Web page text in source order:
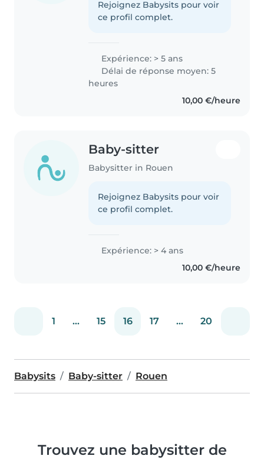
Rejoignez Babysits pour voir
ce profil complet.
Expérience: > 5 ans
Délai de réponse moyen: 5
heures
10,00 €/heure
Baby-sitter
Babysitter in Rouen
Rejoignez Babysits pour voir
ce profil complet.
Expérience: > 4 ans
10,00 €/heure
1 ... 15 16 17 ... 20
Babysits Baby-sitter Rouen
Trouvez une babysitter de